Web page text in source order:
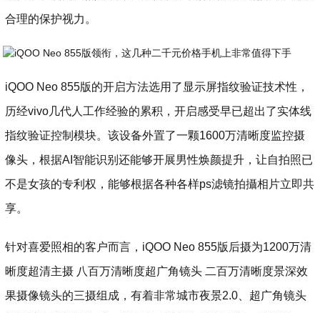
合理的保护视力。
iQOO Neo 855版的开启方法选用了显示屏指纹验证技术性，
历经vivo几代人工作经验的累积，开启感受早已超出了实体线
指纹验证控制模块。该设备外置了一颗1600万清晰度监控摄
像头，根据AI智能识别还能够开展男性焕颜提升，让自拍照已
不是女孩的专利权，能够根据各种各样ps滤镜拍攝相片立即共
享。
针对喜爱照相的客户而言，iQOO Neo 855版后摄为1200万清
晰度超清主摄 八百万清晰度超广角镜头 二百万清晰度景深效
果摄像镜头的三摄组成，有着非常城市夜景2.0、超广角镜头